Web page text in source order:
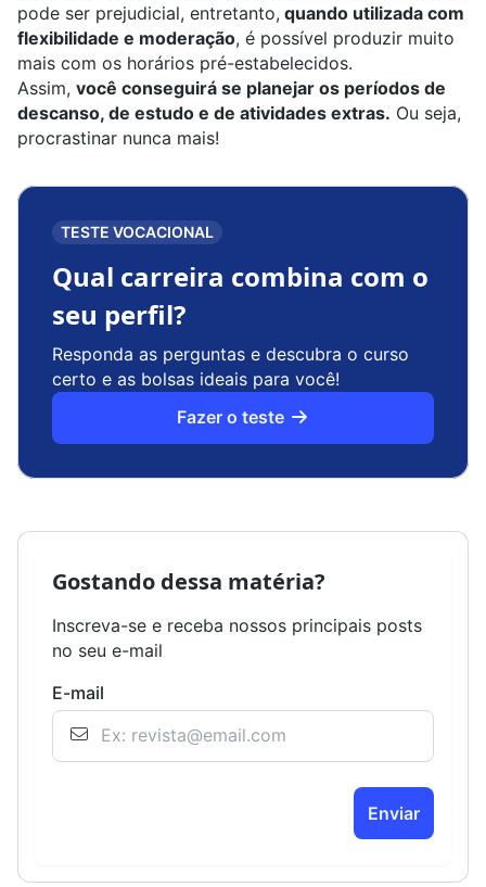
pode ser prejudicial, entretanto, quando utilizada com
flexibilidade e moderação, é possível produzir muito
mais com os horários pré-estabelecidos.
Assim, você conseguirá se planejar os períodos de
descanso, de estudo e de atividades extras. Ou seja,
procrastinar nunca mais!
TESTE VOCACIONAL
Qual carreira combina com o
seu perfil?
Responda as perguntas e descubra o curso
certo e as bolsas ideais para você!
Fazer o teste
Gostando dessa matéria?
Inscreva-se e receba nossos principais posts
no seu e-mail
E-mail
Enviar